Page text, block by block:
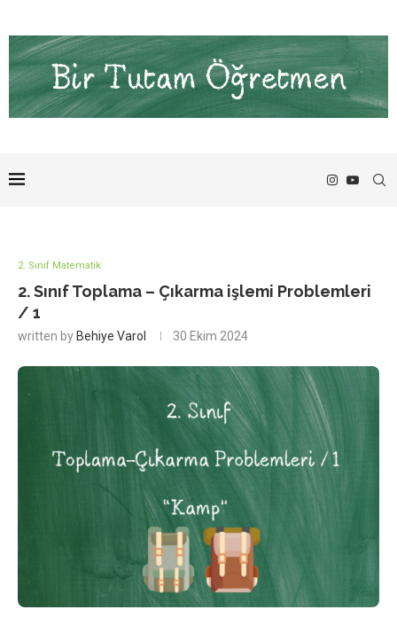
2. Sınıf Matematik
2. Sınıf Toplama – Çıkarma işlemi Problemleri
/ 1
written by Behiye Varol 30 Ekim 2024